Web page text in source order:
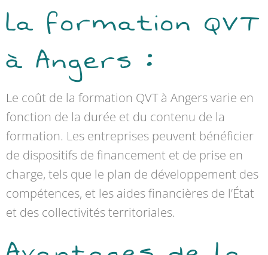
la formation QVT
à Angers :
Le coût de la formation QVT à Angers varie en
fonction de la durée et du contenu de la
formation. Les entreprises peuvent bénéficier
de dispositifs de financement et de prise en
charge, tels que le plan de développement des
compétences, et les aides financières de l’État
et des collectivités territoriales.